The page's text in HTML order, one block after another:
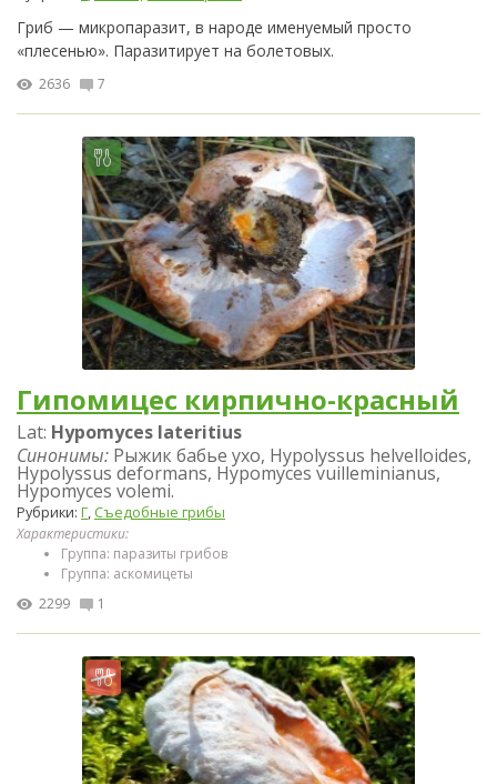
Гриб — микропаразит, в народе именуемый просто
«плесенью». Паразитирует на болетовых.
2636 7
Гипомицес кирпично-красный
Lat: Hypomyces lateritius
Синонимы: Рыжик бабье ухо, Hypolyssus helvelloides,
Hypolyssus deformans, Hypomyces vuilleminianus,
Hypomyces volemi.
Рубрики: Г, Съедобные грибы
Характеристики:
Группа: паразиты грибов
Группа: аскомицеты
2299
1